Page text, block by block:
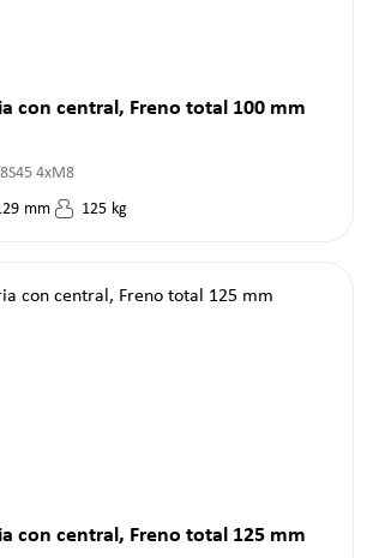
con central, Freno total 100 mm
4xM8
mm 125 kg
con central, Freno total 125 mm